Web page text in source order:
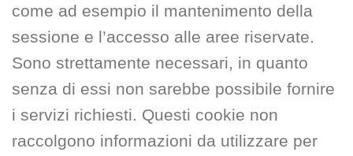
come ad esempio il mantenimento della
sessione e l’accesso alle aree riservate.
Sono strettamente necessari, in quanto
senza di essi non sarebbe possibile fornire
i servizi richiesti. Questi cookie non
raccolgono informazioni da utilizzare per